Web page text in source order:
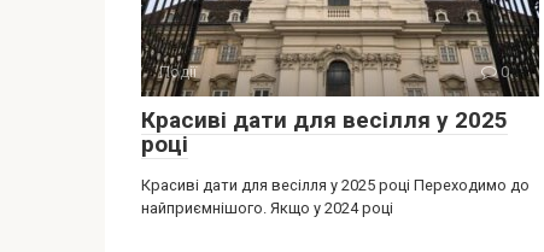
Події 0
Красиві дати для весілля у 2025
році
Красиві дати для весілля у 2025 році Переходимо до
найприємнішого. Якщо у 2024 році